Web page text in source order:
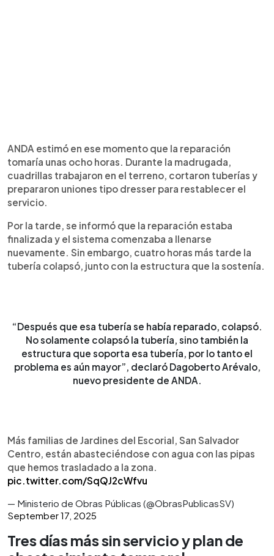
ANDA estimó en ese momento que la reparación
tomaría unas ocho horas. Durante la madrugada,
cuadrillas trabajaron en el terreno, cortaron tuberías y
prepararon uniones tipo dresser para restablecer el
servicio.
Por la tarde, se informó que la reparación estaba
finalizada y el sistema comenzaba a llenarse
nuevamente. Sin embargo, cuatro horas más tarde la
tubería colapsó, junto con la estructura que la sostenía.
“Después que esa tubería se había reparado, colapsó.
No solamente colapsó la tubería, sino también la
estructura que soporta esa tubería, por lo tanto el
problema es aún mayor”, declaró Dagoberto Arévalo,
nuevo presidente de ANDA.
Más familias de Jardines del Escorial, San Salvador
Centro, están abasteciéndose con agua con las pipas
que hemos trasladado a la zona.
pic.twitter.com/SqQJ2cWfvu
— Ministerio de Obras Públicas (@ObrasPublicasSV)
September 17, 2025
Tres días más sin servicio y plan de